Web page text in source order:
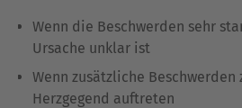
Wenn die Beschwerden sehr
Ursache unklar ist
Wenn zusätzliche Beschwerden
Herzgegend auftreten